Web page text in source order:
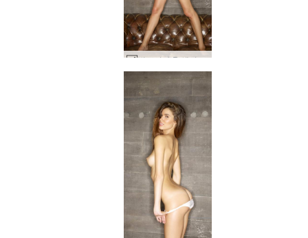
빅토리아 R 섹시 소파 #80